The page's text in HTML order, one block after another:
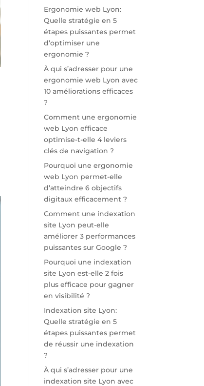
Ergonomie web Lyon:
Quelle stratégie en 5
étapes puissantes permet
d’optimiser une
ergonomie ?
À qui s’adresser pour une
ergonomie web Lyon avec
10 améliorations efficaces
?
Comment une ergonomie
web Lyon efficace
optimise-t-elle 4 leviers
clés de navigation ?
Pourquoi une ergonomie
web Lyon permet-elle
d’atteindre 6 objectifs
digitaux efficacement ?
Comment une indexation
site Lyon peut-elle
améliorer 3 performances
puissantes sur Google ?
Pourquoi une indexation
site Lyon est-elle 2 fois
plus efficace pour gagner
en visibilité ?
Indexation site Lyon:
Quelle stratégie en 5
étapes puissantes permet
de réussir une indexation
?
À qui s’adresser pour une
indexation site Lyon avec